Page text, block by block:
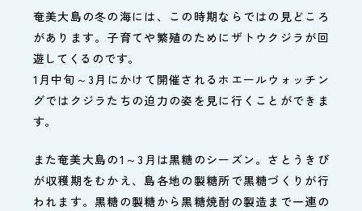
奄美大島の冬の海には、この時期ならではの見どころ
があります。子育てや繁殖のためにザトウクジラが回
遊してくるのです。
1月中旬～3月にかけて開催されるホエールウォッチン
グではクジラたちの迫力の姿を見に行くことができま
す。
また奄美大島の1～3月は黒糖のシーズン。さとうきび
が収穫期をむかえ、島各地の製糖所で黒糖づくりが行
われます。黒糖の製糖から黒糖焼酎の製造まで一連の